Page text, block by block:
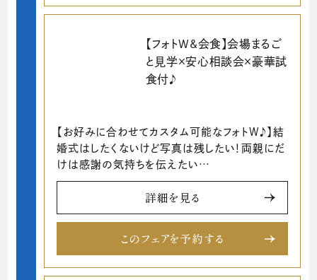
【フォトW&会食】会場まるご
と見学×安心相談会×豪華試
食付♪
【お好みに合わせてカスタム可能なフォトW♪】結
婚式はしたくないけど写真は残したい！両親にだ
けは感謝の気持ちを伝えたい…
詳細を見る
このフェアを予約する